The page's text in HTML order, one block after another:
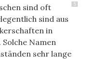
5
sind oft
sind aus
in
Namen
sehr lange